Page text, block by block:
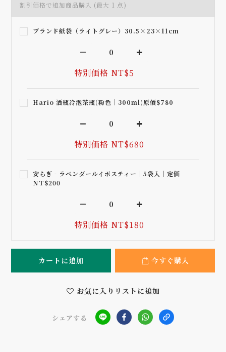
割引価格で追加商品購入 (最大 1 点)
ブランド紙袋（ライトグレー）30.5×23×11cm
特別価格 NT$5
Hario 酒瓶冷泡茶瓶(粉色｜300ml)原價$780
特別価格 NT$680
安らぎ‐ラベンダールイボスティー｜5袋入｜定価
NT$200
特別価格 NT$180
カートに追加 今すぐ購入
お気に入りリストに追加
シェアする